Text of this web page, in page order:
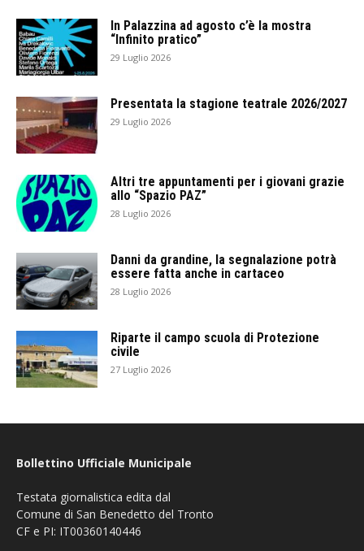
In Palazzina ad agosto c’è la mostra
“Infinito pratico”
29 Luglio 2026
Presentata la stagione teatrale 2026/2027
29 Luglio 2026
Altri tre appuntamenti per i giovani grazie
allo “Spazio PAZ”
28 Luglio 2026
Danni da grandine, la segnalazione potrà
essere fatta anche in cartaceo
28 Luglio 2026
Riparte il campo scuola di Protezione
civile
27 Luglio 2026
Bollettino Ufficiale Municipale
Testata giornalistica edita dal
Comune di San Benedetto del Tronto
CF e PI: IT00360140446